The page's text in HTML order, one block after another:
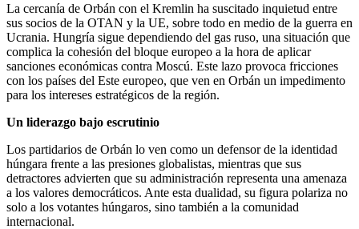
La cercanía de Orbán con el Kremlin ha suscitado inquietud entre
sus socios de la OTAN y la UE, sobre todo en medio de la guerra en
Ucrania. Hungría sigue dependiendo del gas ruso, una situación que
complica la cohesión del bloque europeo a la hora de aplicar
sanciones económicas contra Moscú. Este lazo provoca fricciones
con los países del Este europeo, que ven en Orbán un impedimento
para los intereses estratégicos de la región.
Un liderazgo bajo escrutinio
Los partidarios de Orbán lo ven como un defensor de la identidad
húngara frente a las presiones globalistas, mientras que sus
detractores advierten que su administración representa una amenaza
a los valores democráticos. Ante esta dualidad, su figura polariza no
solo a los votantes húngaros, sino también a la comunidad
internacional.